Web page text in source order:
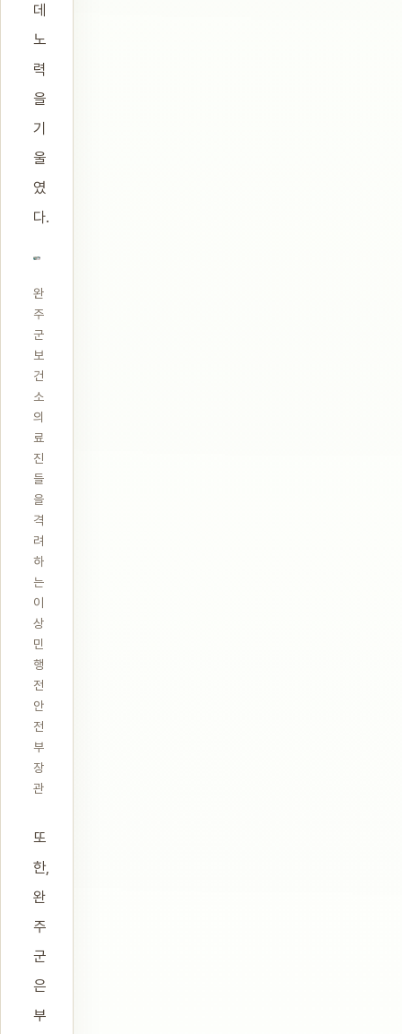
데
노
력
을
기
울
였
다.
완
주
군
보
건
소
의
료
진
들
을
격
려
하
는
이
상
민
행
전
안
전
부
장
관
또
한,
완
주
군
은
부